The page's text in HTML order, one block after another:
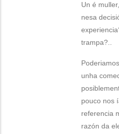
Un é
nesa
trampa?..
unha
pouco nos
referencia
razón da